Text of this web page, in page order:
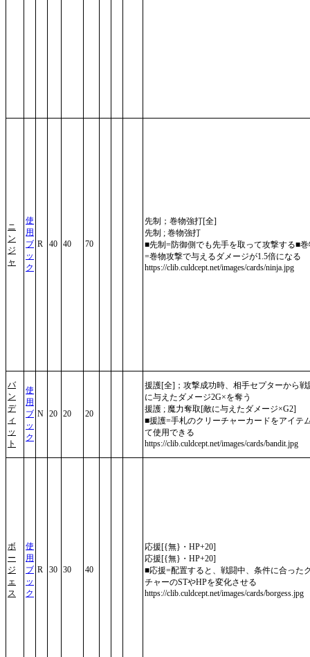
ニ
ン
ジ
ャ
使
用
ブ
ッ
ク
R 40 40 70
先制；巻物強打[全]
先制 ; 巻物強打
■先制=防御側でも先手を取って攻撃する■
=巻物攻撃で与えるダメージが1.5倍になる
https://clib.culdcept.net/images/cards/ninja.jpg
バ
ン
デ
ィ
ッ
ト
使
用
ブ
ッ
ク
N 20 20 20
援護[全]；攻撃成功時、相手セプターから戦
に与えたダメージ2G×を奪う
援護 ; 魔力奪取[敵に与えたダメージ×G2]
■援護=手札のクリーチャーカードをアイテ
て使用できる
https://clib.culdcept.net/images/cards/bandit.jpg
ボ
ー
ジ
ェ
ス
使
用
ブ
ッ
ク
R 30 30 40
応援[{無}・HP+20]
応援[{無}・HP+20]
■応援=配置すると、戦闘中、条件に合った
チャーのSTやHPを変化させる
https://clib.culdcept.net/images/cards/borgess.jpg